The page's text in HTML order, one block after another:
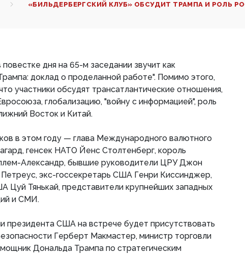
«БИЛЬДЕРБЕРГСКИЙ КЛУБ» ОБСУДИТ ТРАМПА И РОЛЬ
дня на 65-м заседании звучит как
доклад о проделанной работе". Помимо этого,
участники обсудят трансатлантические отношения,
глобализацию, "войну с информацией", роль
Восток и Китай.
в этом году — глава Международного валютного
генсек НАТО Йенс Столтенберг, король
Александр, бывшие руководители ЦРУ Джон
экс-госсекретарь США Генри Киссинджер,
Цуй Тянькай, представители крупнейших западных
и СМИ.
президента США на встрече будет присутствовать
Герберт Макмастер, министр торговли
Дональда Трампа по стратегическим